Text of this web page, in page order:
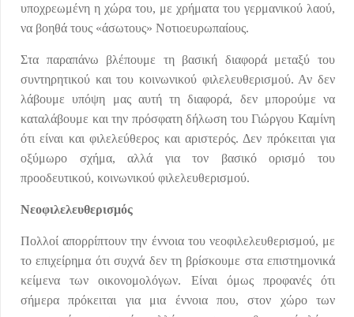
υποχρεωμένη η χώρα του, με χρήματα του γερμανικού λαού,
να βοηθά τους «άσωτους» Νοτιοευρωπαίους.
Στα παραπάνω βλέπουμε τη βασική διαφορά μεταξύ του
συντηρητικού και του κοινωνικού φιλελευθερισμού. Αν δεν
λάβουμε υπόψη μας αυτή τη διαφορά, δεν μπορούμε να
καταλάβουμε και την πρόσφατη δήλωση του Γιώργου Καμίνη
ότι είναι και φιλελεύθερος και αριστερός. Δεν πρόκειται για
οξύμωρο σχήμα, αλλά για τον βασικό ορισμό του
προοδευτικού, κοινωνικού φιλελευθερισμού.
Νεοφιλελευθερισμός
Πολλοί απορρίπτουν την έννοια του νεοφιλελευθερισμού, με
το επιχείρημα ότι συχνά δεν τη βρίσκουμε στα επιστημονικά
κείμενα των οικονομολόγων. Είναι όμως προφανές ότι
σήμερα πρόκειται για μια έννοια που, στον χώρο των